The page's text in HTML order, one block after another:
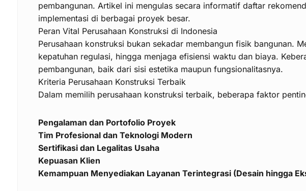
pembangunan. Artikel ini mengulas secara informatif daftar
implementasi di berbagai proyek besar.
Peran Vital Perusahaan Konstruksi di Indonesia
Perusahaan konstruksi bukan sekadar membangun fisik bangunan.
kepatuhan regulasi, hingga menjaga efisiensi waktu dan biaya.
pembangunan, baik dari sisi estetika maupun fungsionalitasnya.
Kriteria Perusahaan Konstruksi Terbaik
Dalam memilih perusahaan konstruksi terbaik, beberapa faktor
Pengalaman dan Portofolio Proyek
Tim Profesional dan Teknologi Modern
Sertifikasi dan Legalitas Usaha
Kepuasan Klien
Kemampuan Menyediakan Layanan Terintegrasi (Desain hingga